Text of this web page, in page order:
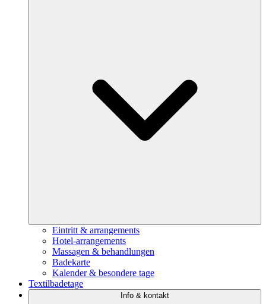
Eintritt & arrangements
Hotel-arrangements
Massagen & behandlungen
Badekarte
Kalender & besondere tage
Textilbadetage
Info & kontakt